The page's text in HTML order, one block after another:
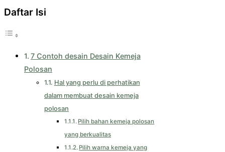
Daftar Isi
7 Contoh desain Desain Kemeja
Polosan
Hal yang perlu di perhatikan
dalam membuat desain kemeja
polosan
Pilih bahan kemeja polosan
yang berkualitas
Pilih warna kemeja yang